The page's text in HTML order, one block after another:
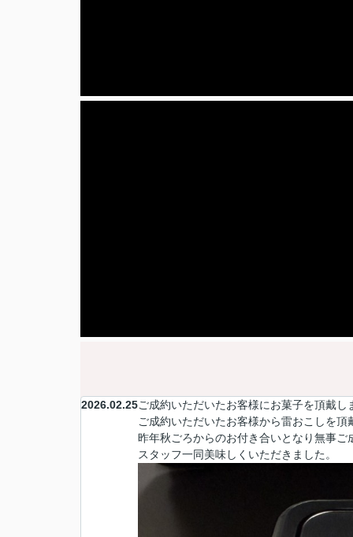
2026.02.25ご成約いただいたお客様にお菓子を頂戴し
ご成約いただいたお客様から雷おこしを頂
昨年秋ごろからのお付き合いとなり無事
スタッフ一同美味しくいただきました。